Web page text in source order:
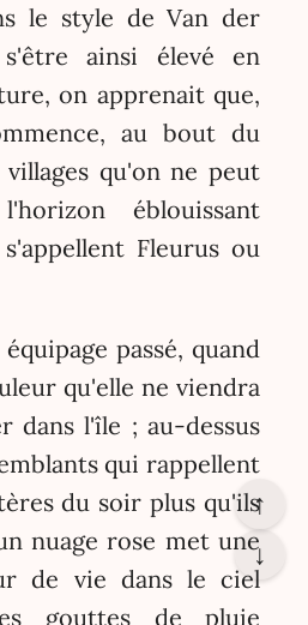
le style de Van der
ainsi élevé en
on apprenait que,
au bout du
villages qu'on ne peut
éblouissant
Fleurus ou
passé, quand
qu'elle ne viendra
dans l'île ; au-dessus
qui rappellent
du soir plus qu'ils
nuage rose met une
de vie dans le ciel
gouttes de pluie
↑
↓